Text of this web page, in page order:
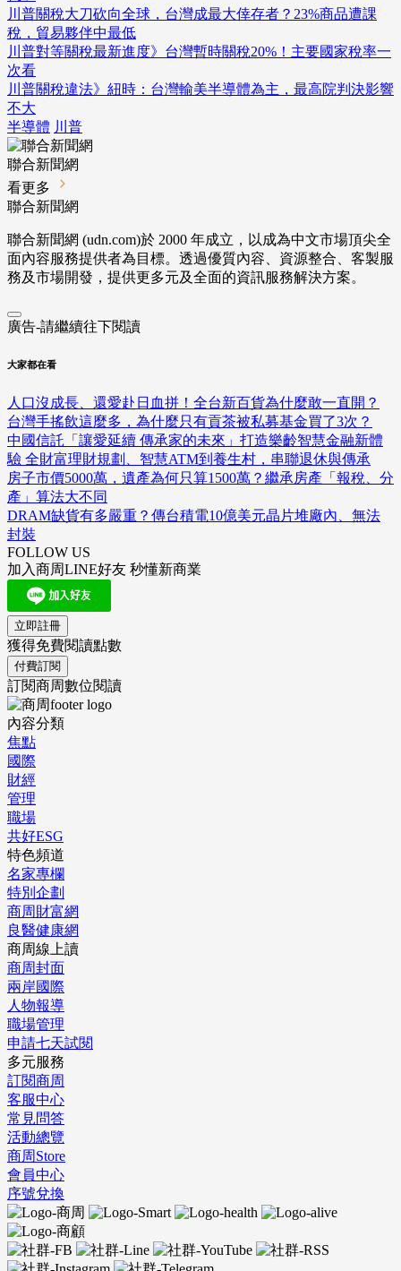
川普關稅大刀砍向全球，台灣成最大倖存者？23%商品遭課
稅，貿易夥伴中最低
川普對等關稅最新進度》台灣暫時關稅20%！主要國家稅率一
次看
川普關稅違法》紐時：台灣輸美半導體為主，最高院判決影響
不大
半導體 川普
聯合新聞網
看更多
聯合新聞網
聯合新聞網 (udn.com)於 2000 年成立，以成為中文市場頂尖全
面內容服務提供者為目標。透過優質內容、資源整合、客製服
務及市場開發，提供更多元及全面的資訊服務解決方案。
廣告-請繼續往下閱讀
大家都在看
人口沒成長、還愛赴日血拼！全台新百貨為什麼敢一直開？
台灣手搖飲這麼多，為什麼只有貢茶被私募基金買了3次？
中國信託「讓愛延續 傳承家的未來」打造樂齡智慧金融新體
驗 全財富理財規劃、智慧ATM到養生村，串聯退休與傳承
房子市價5000萬，遺產為何只算1500萬？繼承房產「報稅、分
產」算法大不同
DRAM缺貨有多嚴重？傳台積電10億美元晶片堆廠內、無法
封裝
FOLLOW US
加入商周LINE好友 秒懂新商業
立即註冊
獲得免費閱讀點數
付費訂閱
訂閱商周數位閱讀
內容分類
焦點
國際
財經
管理
職場
共好ESG
特色頻道
名家專欄
特別企劃
商周財富網
良醫健康網
商周線上讀
商周封面
兩岸國際
人物報導
職場管理
申請七天試閱
多元服務
訂閱商周
客服中心
常見問答
活動總覽
商周Store
會員中心
序號兌換